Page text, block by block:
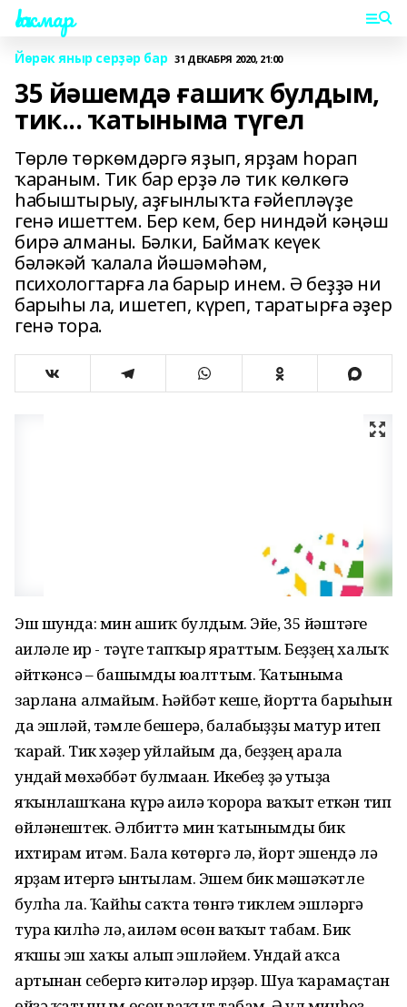
Һаҡмар
Йөрәк яныр серҙәр бар 31 ДЕКАБРЯ 2020, 21:00
35 йәшемдә ғашиҡ булдым,
тик... ҡатыныма түгел
Төрлө төркөмдәргә яҙып, ярҙам һорап
ҡараным. Тик бар ерҙә лә тик көлкөгә
һабыштырыу, аҙғынлыҡта ғәйепләүҙе
генә ишеттем. Бер кем, бер ниндәй кәңәш
бирә алманы. Бәлки, Баймаҡ кеүек
бәләкәй ҡалала йәшәмәһәм,
психологтарға ла барыр инем. Ә беҙҙә ни
барыһы ла, ишетеп, күреп, таратырға әҙер
генә тора.
Эш шунда: мин ғашиҡ булдым. Эйе, 35 йәштәге
ғаиләле ир - тәүге тапҡыр яраттым. Беҙҙең халыҡ
әйткәнсә – башымды юғалттым. Ҡатыныма
зарлана алмайым. Һәйбәт кеше, йортта барыһын
да эшләй, тәмле бешерә, балабыҙҙы матур итеп
ҡарай. Тик хәҙер уйлайым да, беҙҙең арала
ундай мөхәббәт булмаған. Икебеҙ ҙә утыҙға
яҡынлашҡанға күрә ғаилә ҡорорға ваҡыт еткән тип
өйләнештек. Әлбиттә мин ҡатынымды бик
ихтирам итәм. Бала көтөргә лә, йорт эшендә лә
ярҙам итергә ынтылам. Эшем бик мәшәҡәтле
булһа ла. Ҡайһы саҡта төнгә тиклем эшләргә
тура килһә лә, ғаиләм өсөн ваҡыт табам. Бик
яҡшы эш хаҡы алып эшләйем. Ундай аҡса
артынан себергә китәләр ирҙәр. Шуға ҡарамаҫтан